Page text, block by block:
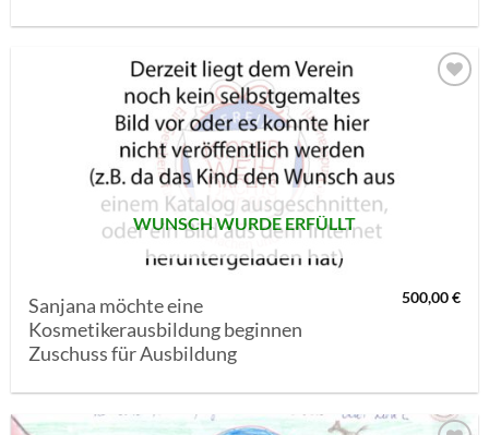
WUNSCH WURDE ERFÜLLT
Sanjana möchte eine
Kosmetikerausbildung beginnen
Zuschuss für Ausbildung
500,00€